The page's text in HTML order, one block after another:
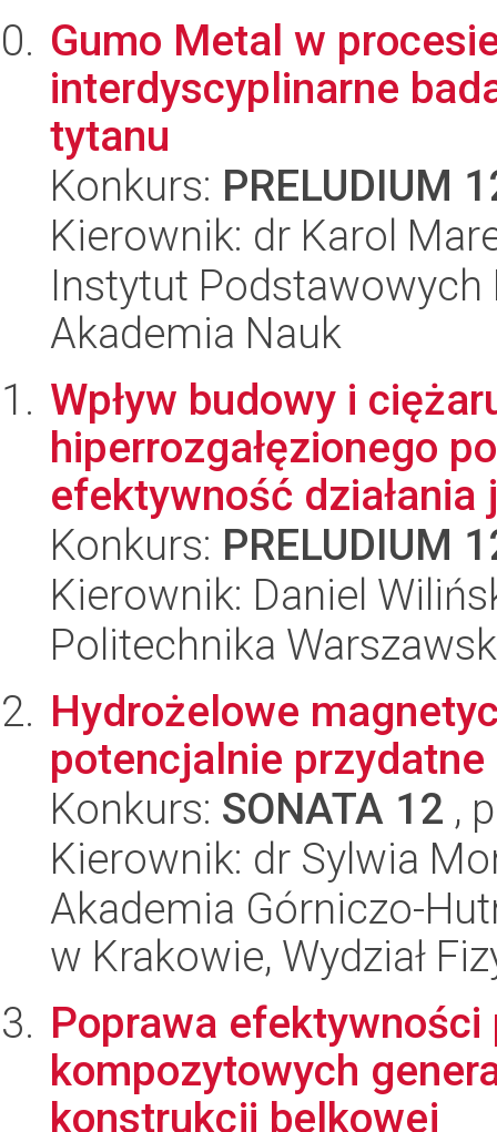
Gumo Metal w
interdyscyplinarne
tytanu
Konkurs: PRELUDIUM
Kierownik: dr Karol
Instytut
Akademia Nauk
Wpływ budowy i
hiperrozgałęzionego
efektywność działania
Konkurs: PRELUDIUM
Kierownik: Daniel
Politechnika
Hydrożelowe
potencjalnie
Konkurs: SONATA 12 ,
Kierownik: dr Sylwia
Akademia Górniczo-
w Krakowie, Wydział
Poprawa
kompozytowych
konstrukcji belkowej